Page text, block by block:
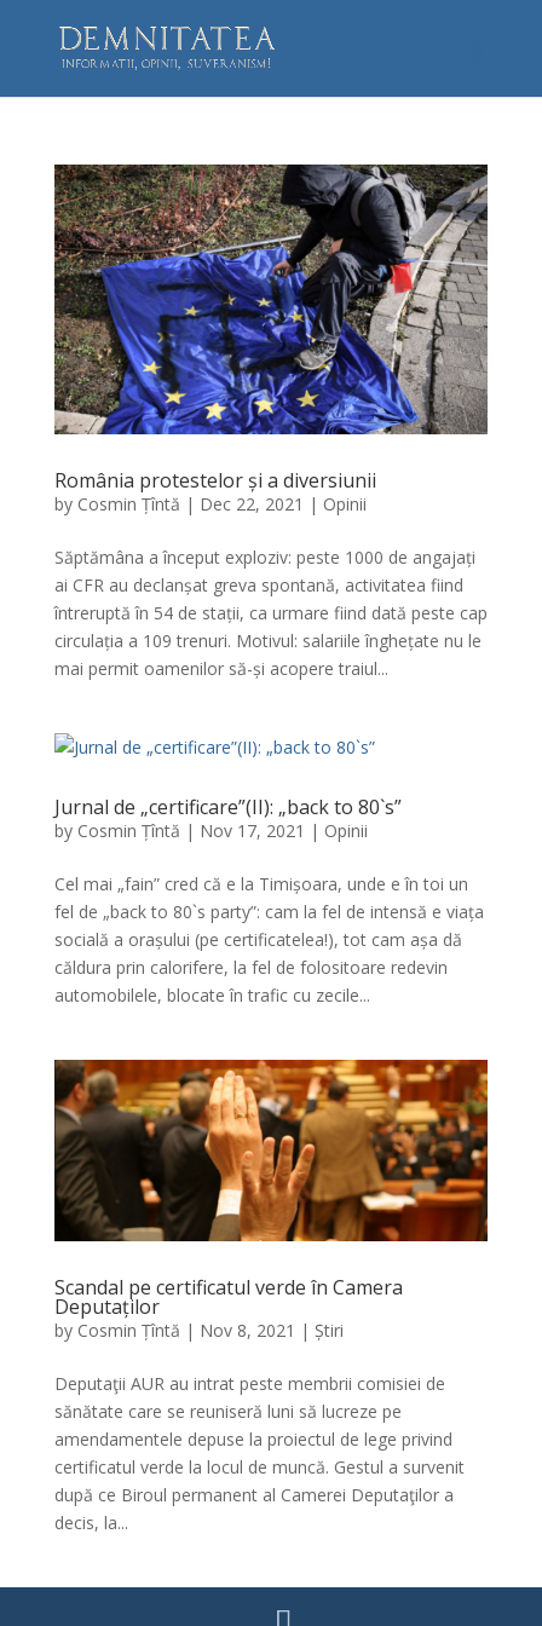
România protestelor și a diversiunii
by Cosmin Țîntă | Dec 22, 2021 | Opinii
Săptămâna a început exploziv: peste 1000 de angajați
ai CFR au declanșat greva spontană, activitatea fiind
întreruptă în 54 de stații, ca urmare fiind dată peste cap
circulația a 109 trenuri. Motivul: salariile înghețate nu le
mai permit oamenilor să-și acopere traiul...
Jurnal de „certificare”(II): „back to 80`s”
by Cosmin Țîntă | Nov 17, 2021 | Opinii
Cel mai „fain” cred că e la Timișoara, unde e în toi un
fel de „back to 80`s party”: cam la fel de intensă e viața
socială a orașului (pe certificatelea!), tot cam așa dă
căldura prin calorifere, la fel de folositoare redevin
automobilele, blocate în trafic cu zecile...
Scandal pe certificatul verde în Camera
Deputaților
by Cosmin Țîntă | Nov 8, 2021 | Știri
Deputaţii AUR au intrat peste membrii comisiei de
sănătate care se reuniseră luni să lucreze pe
amendamentele depuse la proiectul de lege privind
certificatul verde la locul de muncă. Gestul a survenit
după ce Biroul permanent al Camerei Deputaţilor a
decis, la...